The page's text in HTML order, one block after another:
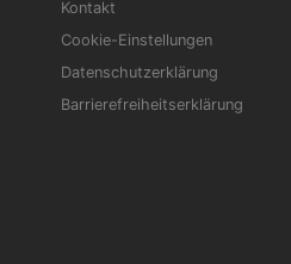
Kontakt
Cookie-Einstellungen
Datenschutzerklärung
Barrierefreiheitserklärung